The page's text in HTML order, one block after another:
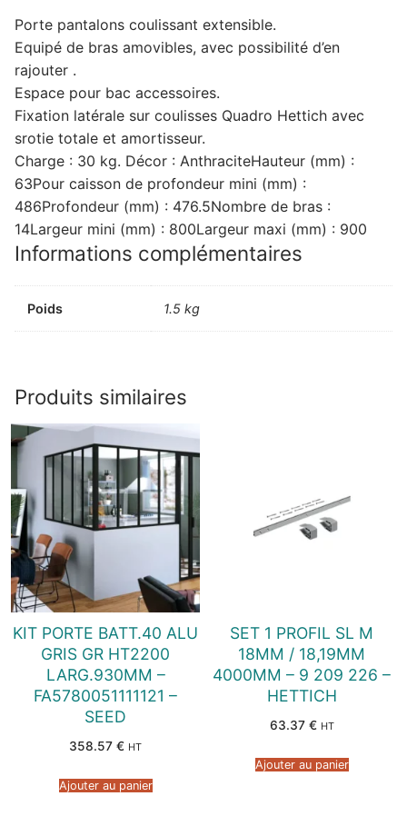
Porte pantalons coulissant extensible.
Equipé de bras amovibles, avec possibilité d’en
rajouter .
Espace pour bac accessoires.
Fixation latérale sur coulisses Quadro Hettich avec
srotie totale et amortisseur.
Charge : 30 kg. Décor : AnthraciteHauteur (mm) :
63Pour caisson de profondeur mini (mm) :
486Profondeur (mm) : 476.5Nombre de bras :
14Largeur mini (mm) : 800Largeur maxi (mm) : 900
Informations complémentaires
Poids 1.5 kg
Produits similaires
KIT PORTE BATT.40 ALU
GRIS GR HT2200
LARG.930MM –
FA5780051111121 –
SEED
358.57 € HT
Ajouter au panier
SET 1 PROFIL SL M
18MM / 18,19MM
4000MM – 9 209 226 –
HETTICH
63.37 € HT
Ajouter au panier